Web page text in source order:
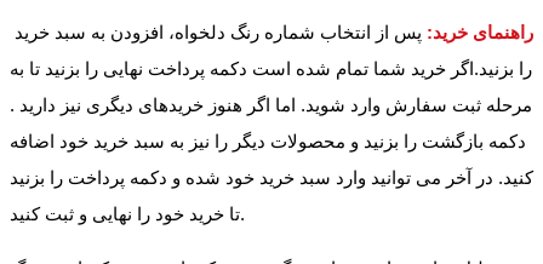
راهنمای خرید: پس از انتخاب شماره رنگ دلخواه، افزودن به سبد خرید
را بزنید.اگر خرید شما تمام شده است دکمه پرداخت نهایی را بزنید تا به
مرحله ثبت سفارش وارد شوید. اما اگر هنوز خریدهای دیگری نیز دارید .
دکمه بازگشت را بزنید و محصولات دیگر را نیز به سبد خرید خود اضافه
کنید. در آخر می توانید وارد سبد خرید خود شده و دکمه پرداخت را بزنید
تا خرید خود را نهایی و ثبت کنید.